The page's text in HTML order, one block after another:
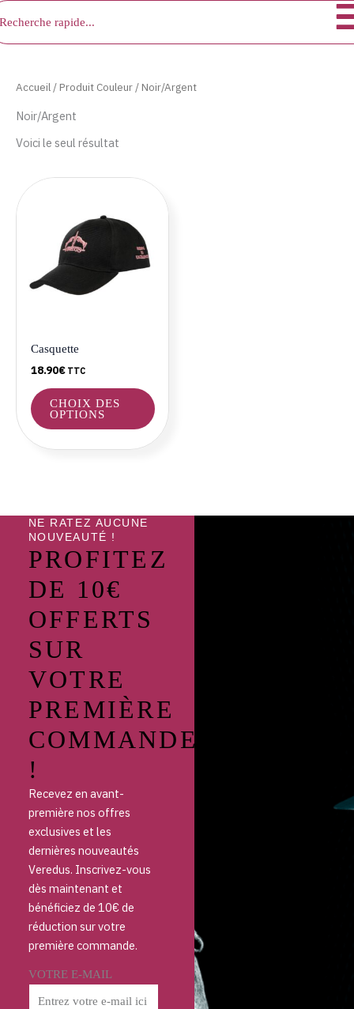
au
contenu
Accueil / Produit Couleur / Noir/Argent
Noir/Argent
Voici le seul résultat
Casquette
18.90€ TTC
CHOIX DES
OPTIONS
Ce
produit
page
du
NE RATEZ AUCUNE
NOUVEAUTÉ !
PROFITEZ
DE 10€
OFFERTS
SUR
VOTRE
PREMIÈRE
COMMANDE
!
Recevez en avant-
première nos offres
exclusives et les
dernières nouveautés
Veredus. Inscrivez-vous
dès maintenant et
bénéficiez de 10€ de
réduction sur votre
première commande.
VOTRE E-MAIL